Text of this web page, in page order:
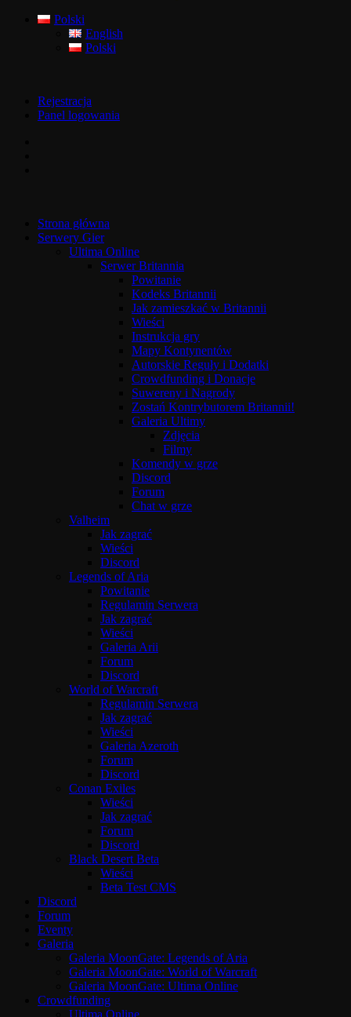
Polski
English
Polski
Rejestracja
Panel logowania
Strona główna
Serwery Gier
Ultima Online
Serwer Britannia
Powitanie
Kodeks Britannii
Jak zamieszkać w Britannii
Wieści
Instrukcja gry
Mapy Kontynentów
Autorskie Reguły i Dodatki
Crowdfunding i Donacje
Suwereny i Nagrody
Zostań Kontrybutorem Britannii!
Galeria Ultimy
Zdjęcia
Filmy
Komendy w grze
Discord
Forum
Chat w grze
Valheim
Jak zagrać
Wieści
Discord
Legends of Aria
Powitanie
Regulamin Serwera
Jak zagrać
Wieści
Galeria Arii
Forum
Discord
World of Warcraft
Regulamin Serwera
Jak zagrać
Wieści
Galeria Azeroth
Forum
Discord
Conan Exiles
Wieści
Jak zagrać
Forum
Discord
Black Desert Beta
Wieści
Beta Test CMS
Discord
Forum
Eventy
Galeria
Galeria MoonGate: Legends of Aria
Galeria MoonGate: World of Warcraft
Galeria MoonGate: Ultima Online
Crowdfunding
Ultima Online